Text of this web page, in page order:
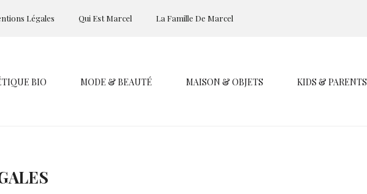
Légales Qui Est Marcel La Famille De Marcel
BIO MODE & BEAUTÉ MAISON & OBJETS KIDS & PARENTS